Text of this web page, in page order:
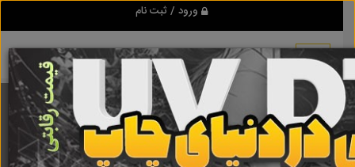
ورود / ثبت نام